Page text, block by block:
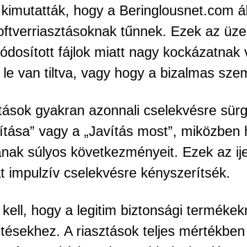
hogy a Beringlousnet.com
tűnnek. Ezek az
fájlok miatt nagy
van tiltva, vagy hogy a bizalmas
gyakran azonnali cselekvésre
vagy a „Javítás most”,
súlyos következményeit. Ezek az
impulzív cselekvésre kényszerítsék.
hogy a legitim biztonsági
A riasztások teljes